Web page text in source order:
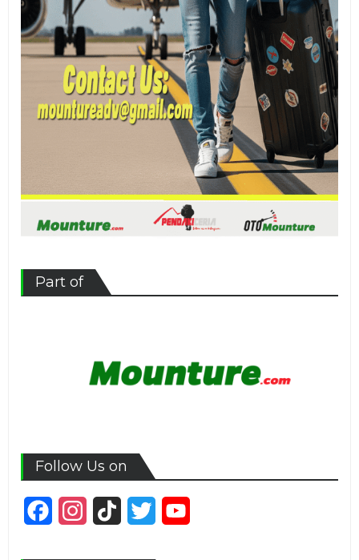
Part of
Follow Us on
FacebookInstagram
TikTok Twitter